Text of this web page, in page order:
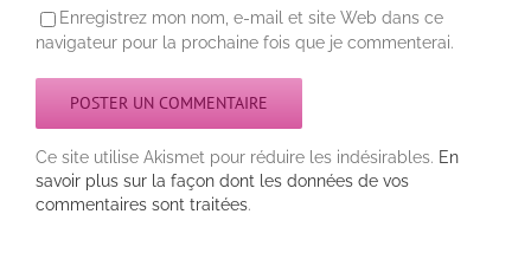
Enregistrez mon nom, e-mail et site Web dans ce
navigateur pour la prochaine fois que je commenterai.
Ce site utilise Akismet pour réduire les indésirables. En
savoir plus sur la façon dont les données de vos
commentaires sont traitées.